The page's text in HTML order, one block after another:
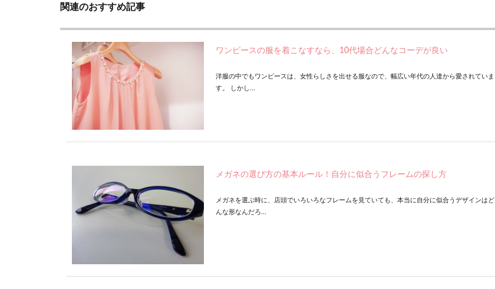
関連のおすすめ記事
ワンピースの服を着こなすなら、10代場合どんなコーデが良い
洋服の中でもワンピースは、女性らしさを出せる服なので、幅広い年代の人達から愛されていま
す。 しかし...
メガネの選び方の基本ルール！自分に似合うフレームの探し方
メガネを選ぶ時に、店頭でいろいろなフレームを見ていても、本当に自分に似合うデザインはど
んな形なんだろ...